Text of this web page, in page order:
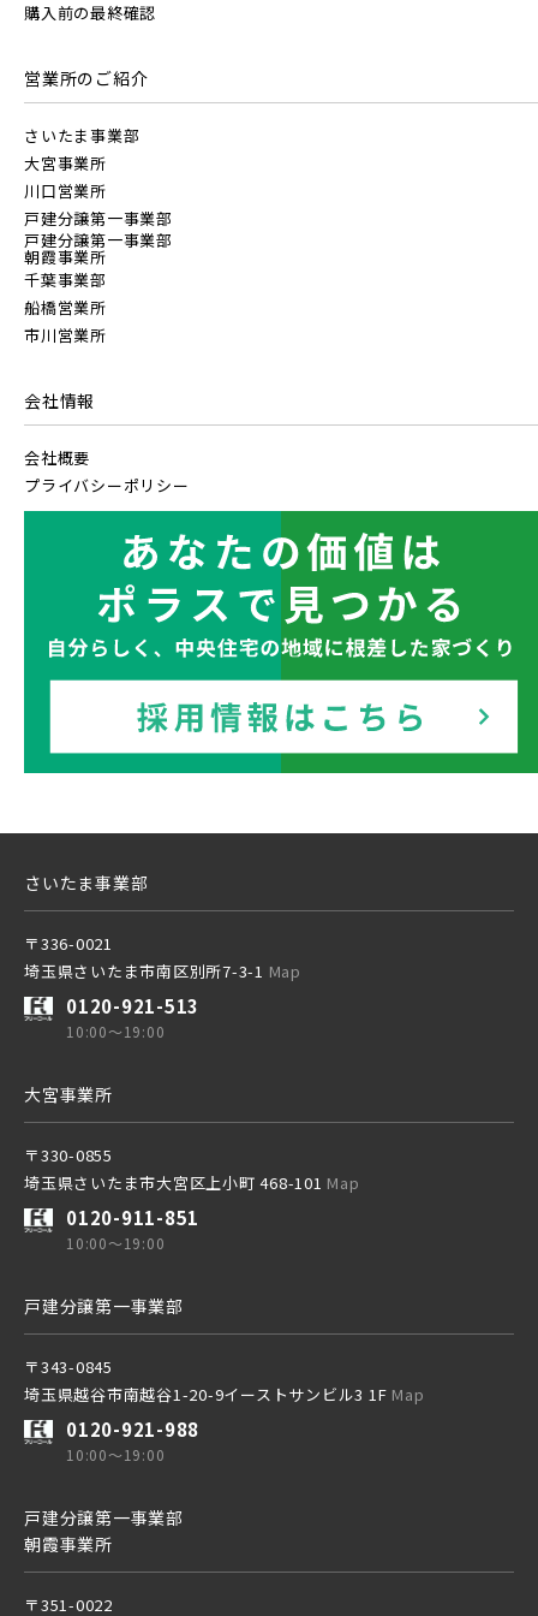
購入前の最終確認
営業所のご紹介
さいたま事業部
大宮事業所
川口営業所
戸建分譲第一事業部
戸建分譲第一事業部
朝霞事業所
千葉事業部
船橋営業所
市川営業所
会社情報
会社概要
プライバシーポリシー
さいたま事業部
〒336-0021
埼玉県さいたま市南区別所7-3-1 Map
0120-921-513
10:00～19:00
大宮事業所
〒330-0855
埼玉県さいたま市大宮区上小町 468-101 Map
0120-911-851
10:00～19:00
戸建分譲第一事業部
〒343-0845
埼玉県越谷市南越谷1-20-9イーストサンビル3 1F Map
0120-921-988
10:00～19:00
戸建分譲第一事業部
朝霞事業所
〒351-0022